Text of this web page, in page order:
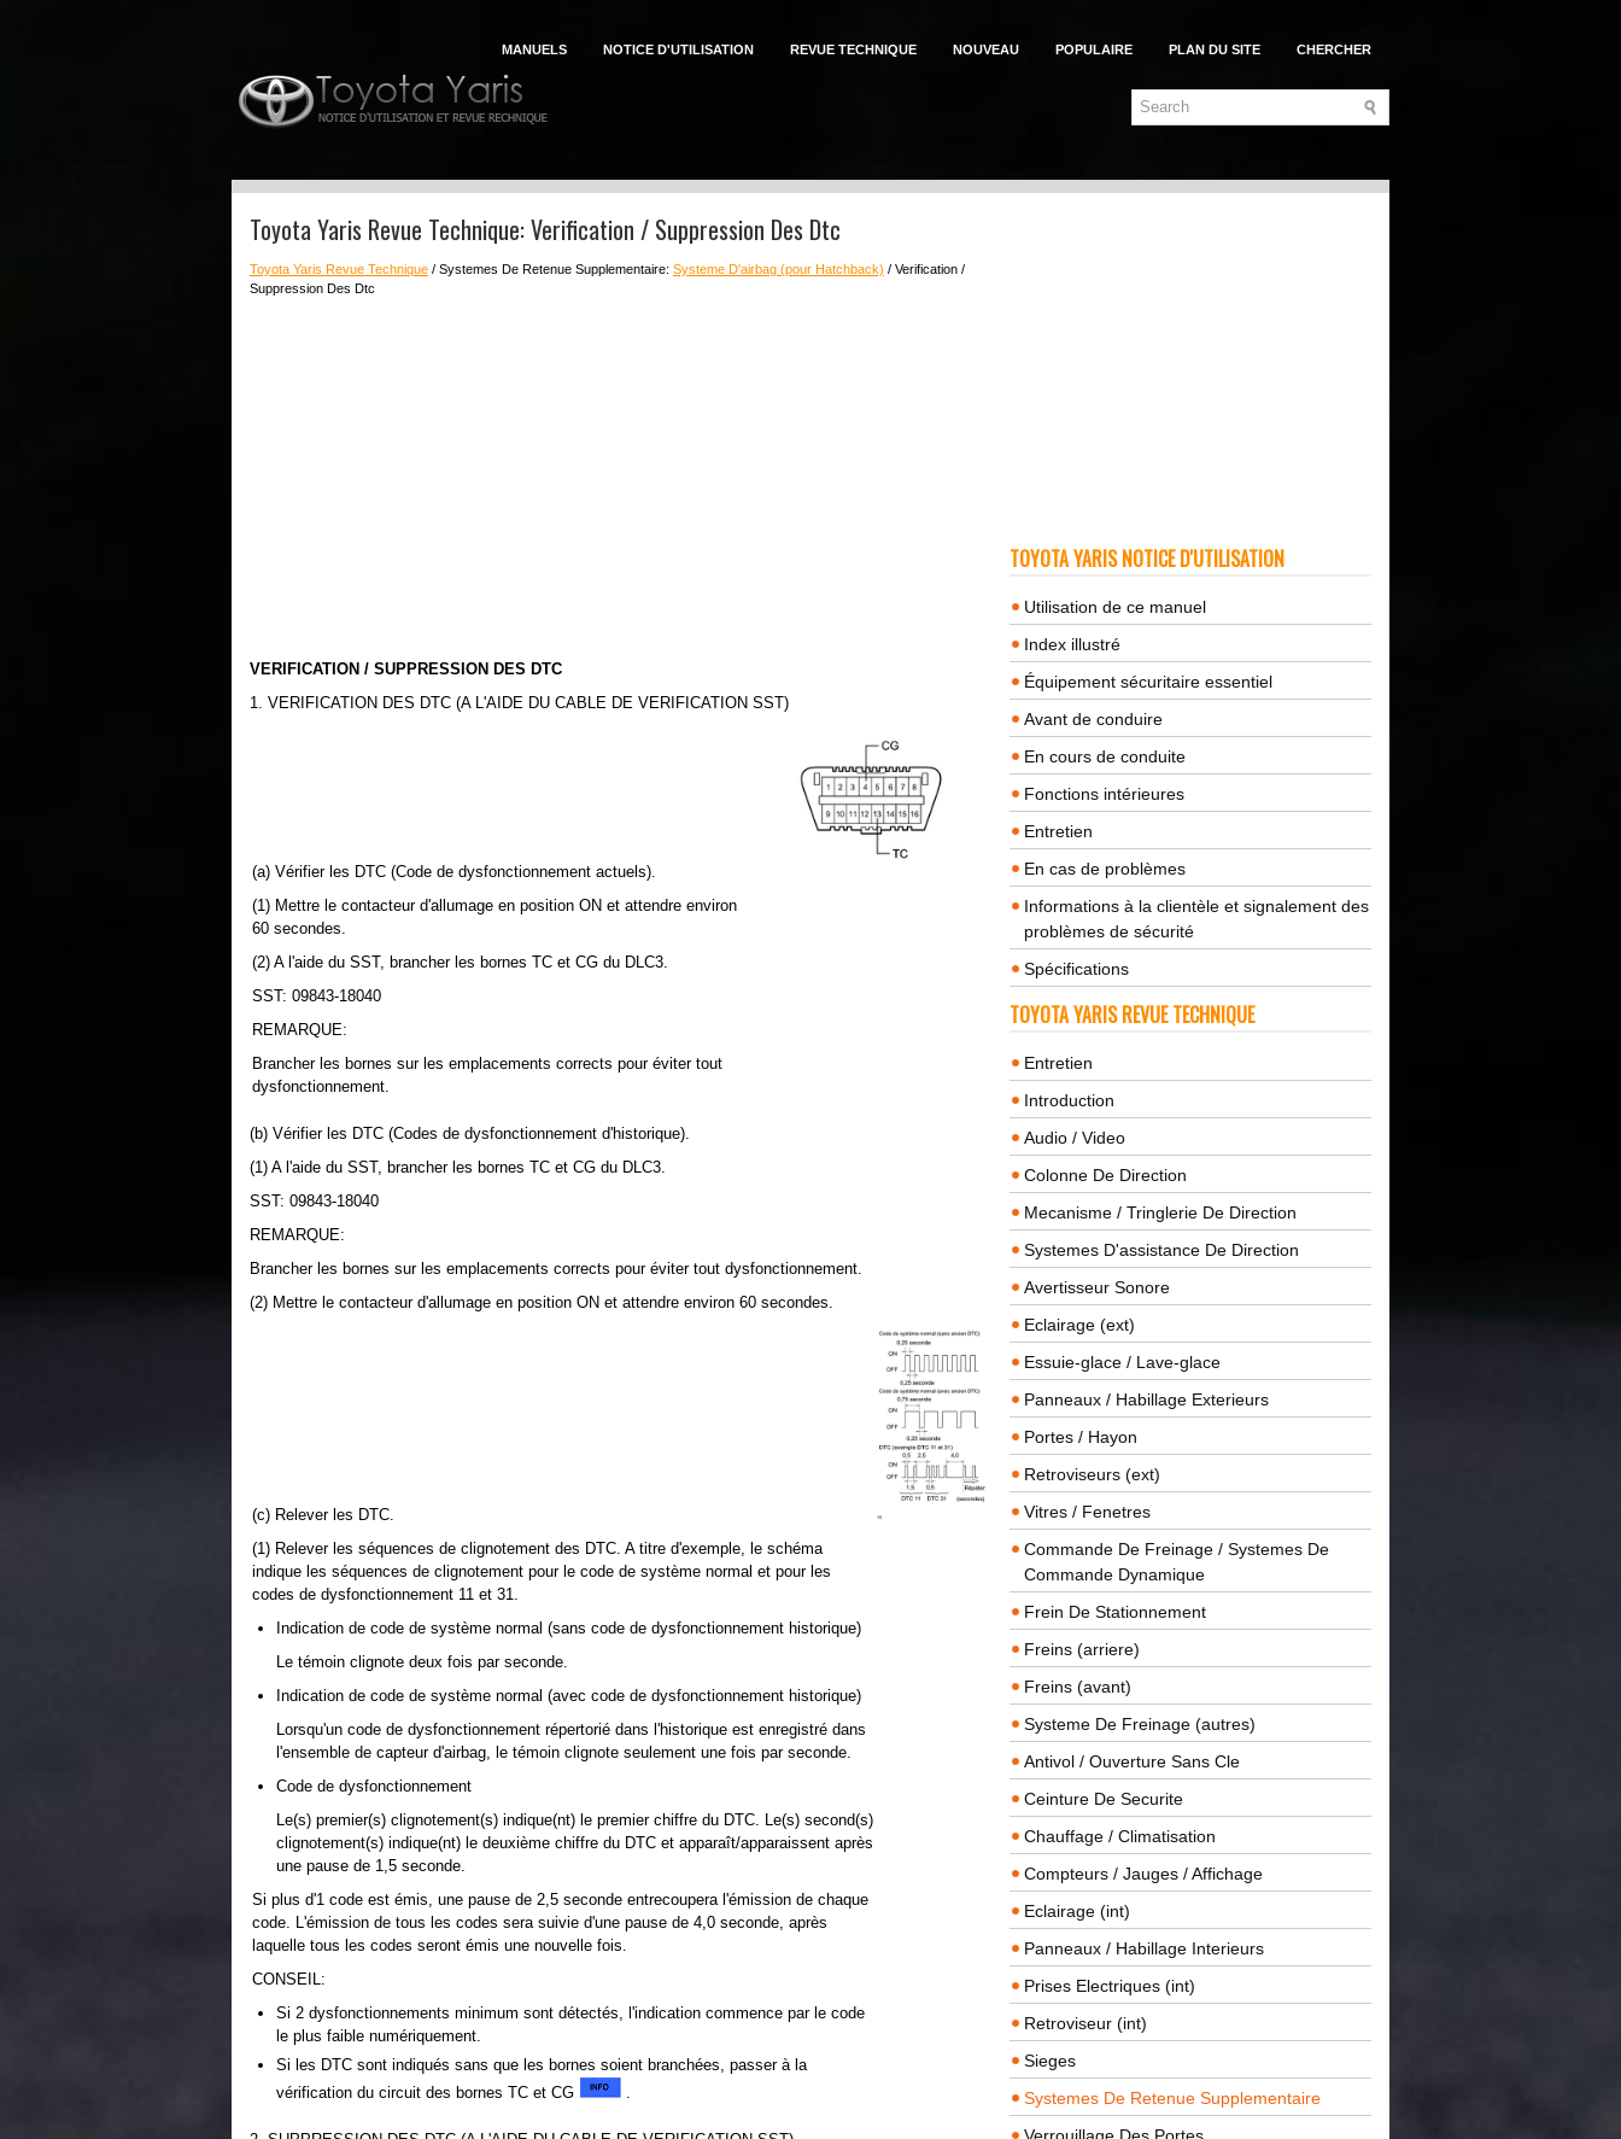
MANUELS NOTICE D'UTILISATION REVUE TECHNIQUE NOUVEAU POPULAIRE PLAN DU SITE CHERCHER
Toyota Yaris Revue Technique: Verification / Suppression Des Dtc
Toyota Yaris Revue Technique / Systemes De Retenue Supplementaire: Systeme D'airbag (pour Hatchback) / Verification /
Suppression Des Dtc
VERIFICATION / SUPPRESSION DES DTC
1. VERIFICATION DES DTC (A L'AIDE DU CABLE DE VERIFICATION SST)
(a) Vérifier les DTC (Code de dysfonctionnement actuels).
(1) Mettre le contacteur d'allumage en position ON et attendre environ
60 secondes.
(2) A l'aide du SST, brancher les bornes TC et CG du DLC3.
SST: 09843-18040
REMARQUE:
Brancher les bornes sur les emplacements corrects pour éviter tout
dysfonctionnement.
(b) Vérifier les DTC (Codes de dysfonctionnement d'historique).
(1) A l'aide du SST, brancher les bornes TC et CG du DLC3.
SST: 09843-18040
REMARQUE:
Brancher les bornes sur les emplacements corrects pour éviter tout dysfonctionnement.
(2) Mettre le contacteur d'allumage en position ON et attendre environ 60 secondes.
(c) Relever les DTC.
(1) Relever les séquences de clignotement des DTC. A titre d'exemple, le schéma
indique les séquences de clignotement pour le code de système normal et pour les
codes de dysfonctionnement 11 et 31.
Indication de code de système normal (sans code de dysfonctionnement historique)
Le témoin clignote deux fois par seconde.
Indication de code de système normal (avec code de dysfonctionnement historique)
Lorsqu'un code de dysfonctionnement répertorié dans l'historique est enregistré dans
l'ensemble de capteur d'airbag, le témoin clignote seulement une fois par seconde.
Code de dysfonctionnement
Le(s) premier(s) clignotement(s) indique(nt) le premier chiffre du DTC. Le(s) second(s)
clignotement(s) indique(nt) le deuxième chiffre du DTC et apparaît/apparaissent après
une pause de 1,5 seconde.
Si plus d'1 code est émis, une pause de 2,5 seconde entrecoupera l'émission de chaque
code. L'émission de tous les codes sera suivie d'une pause de 4,0 seconde, après
laquelle tous les codes seront émis une nouvelle fois.
CONSEIL:
Si 2 dysfonctionnements minimum sont détectés, l'indication commence par le code
le plus faible numériquement.
Si les DTC sont indiqués sans que les bornes soient branchées, passer à la
vérification du circuit des bornes TC et CG
.
TOYOTA YARIS NOTICE D'UTILISATION
Utilisation de ce manuel
Index illustré
Équipement sécuritaire essentiel
Avant de conduire
En cours de conduite
Fonctions intérieures
Entretien
En cas de problèmes
Informations à la clientèle et signalement des
problèmes de sécurité
Spécifications
TOYOTA YARIS REVUE TECHNIQUE
Entretien
Introduction
Audio / Video
Colonne De Direction
Mecanisme / Tringlerie De Direction
Systemes D'assistance De Direction
Avertisseur Sonore
Eclairage (ext)
Essuie-glace / Lave-glace
Panneaux / Habillage Exterieurs
Portes / Hayon
Retroviseurs (ext)
Vitres / Fenetres
Commande De Freinage / Systemes De
Commande Dynamique
Frein De Stationnement
Freins (arriere)
Freins (avant)
Systeme De Freinage (autres)
Antivol / Ouverture Sans Cle
Ceinture De Securite
Chauffage / Climatisation
Compteurs / Jauges / Affichage
Eclairage (int)
Panneaux / Habillage Interieurs
Prises Electriques (int)
Retroviseur (int)
Sieges
Systemes De Retenue Supplementaire